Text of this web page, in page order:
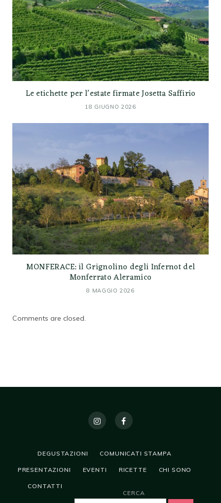
Le etichette per l’estate firmate Josetta Saffirio
18 GIUGNO 2026
MONFERACE: il Grignolino degli Infernot del
Monferrato Aleramico
8 MAGGIO 2026
Comments are closed.
DEGUSTAZIONI COMUNICATI STAMPA
PRESENTAZIONI EVENTI RICETTE CHI SONO
CONTATTI
CERCA